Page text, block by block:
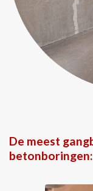
De meest
betonboringen: